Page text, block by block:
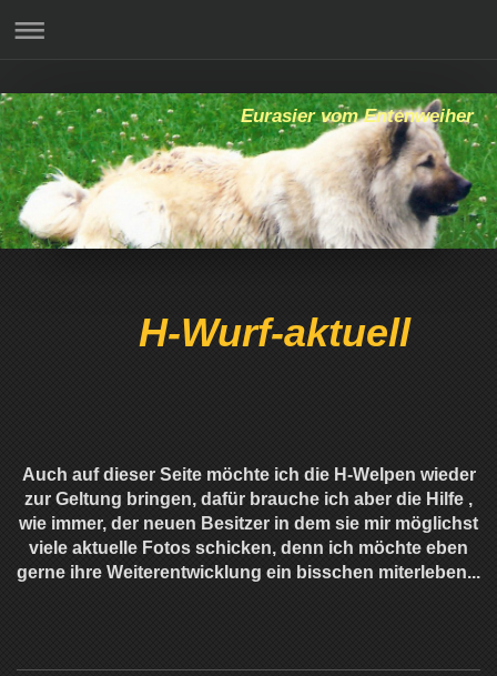
Eurasier vom Entenweiher
H-Wurf-aktuell
Auch auf dieser Seite möchte ich die H-Welpen wieder
zur Geltung bringen, dafür brauche ich aber die Hilfe ,
wie immer, der neuen Besitzer in dem sie mir möglichst
viele aktuelle Fotos schicken, denn ich möchte eben
gerne ihre Weiterentwicklung ein bisschen miterleben...